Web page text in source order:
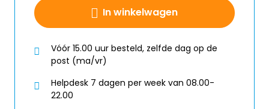
In winkelwagen
Vóór 15.00 uur besteld, zelfde dag op de
post (ma/vr)
Helpdesk 7 dagen per week van 08.00-
22.00